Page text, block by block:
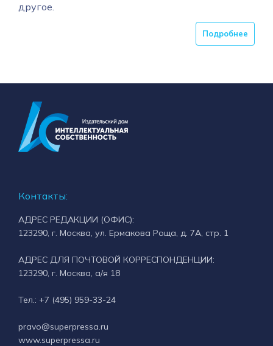
другое.
Подробнее
Контакты:
АДРЕС РЕДАКЦИИ (ОФИС):
123290, г. Москва, ул. Ермакова Роща, д. 7А, стр. 1
АДРЕС ДЛЯ ПОЧТОВОЙ КОРРЕСПОНДЕНЦИИ:
123290, г. Москва, а/я 18
Тел.: +7 (495) 959-33-24
pravo@superpressa.ru
www.superpressa.ru